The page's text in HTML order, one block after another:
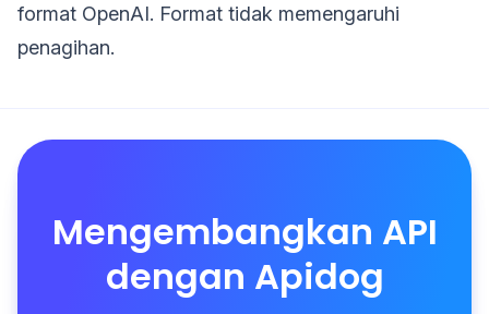
format OpenAI. Format tidak memengaruhi
penagihan.
Mengembangkan API
dengan Apidog